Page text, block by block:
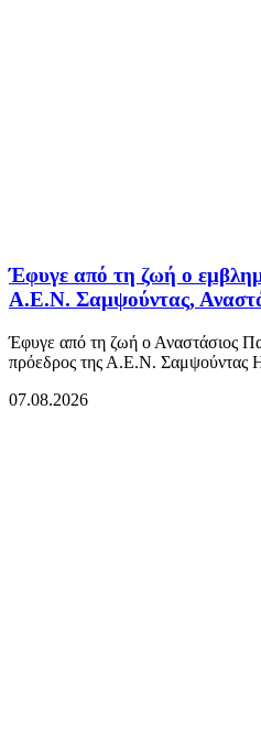
Έφυγε από τη ζωή ο
Α.Ε.Ν. Σαμψούντας,
Έφυγε από τη ζωή ο Αναστάσιος
πρόεδρος της Α.Ε.Ν. Σαμψούντας
07.08.2026